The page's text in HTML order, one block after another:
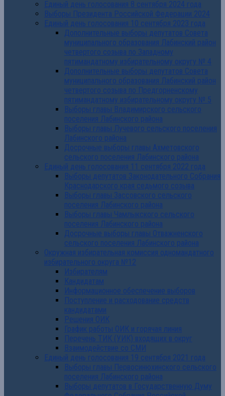
Единый день голосования 8 сентября 2024 года
Выборы Президента Российской Федерации 2024
Единый день голосования 10 сентября 2023 года
Дополнительные выборы депутатов Совета
муниципального образования Лабинский район
четвертого созыва по Западному
пятимандатному избирательному округу № 4
Дополнительные выборы депутатов Совета
муниципального образования Лабинский район
четвертого созыва по Предгорненскому
пятимандатному избирательному округу № 5
Выборы главы Владимирского сельского
поселения Лабинского района
Выборы главы Лучевого сельского поселения
Лабинского района
Досрочные выборы главы Ахметовского
сельского поселения Лабинского района
Единый день голосования 11 сентября 2022 года
Выборы депутатов Законодательного Собрания
Краснодарского края седьмого созыва
Выборы главы Зассовского сельского
поселения Лабинского района
Выборы главы Чамлыкского сельского
поселения Лабинского района
Досрочные выборы главы Отважненского
сельского поселения Лабинского района
Окружная избирательная комиссия одномандатного
избирательного округа №12
Избирателям
Кандидатам
Информационное обеспечение выборов
Поступление и расходование средств
кандидатами
Решения ОИК
График работы ОИК и горячая линия
Перечень ТИК (УИК) входящих в округ
Взаимодействие со СМИ
Единый день голосования 19 сентября 2021 года
Выборы главы Первосинюхинского сельского
поселения Лабинского района
Выборы депутатов в Государственную Думу